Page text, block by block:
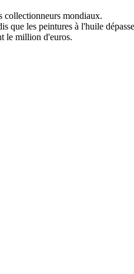
collectionneurs mondiaux.
que les peintures à l'huile
le million d'euros.